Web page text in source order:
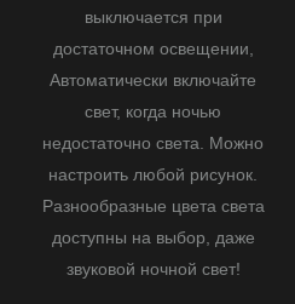
выключается при
достаточном освещении,
Автоматически включайте
свет, когда ночью
недостаточно света. Можно
настроить любой рисунок.
Разнообразные цвета света
доступны на выбор, даже
звуковой ночной свет!